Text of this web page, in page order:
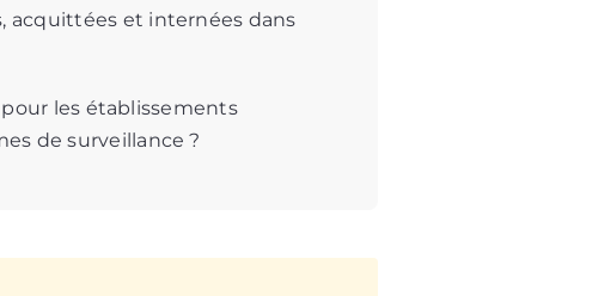
acquittées et internées dans
les établissements
de surveillance ?